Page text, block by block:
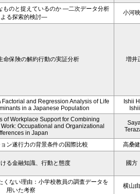
ものと捉えているのか —二次データ分析
よる探索的検討—
小河
命保険の解約行動の実証分析 増井
and Regression Analysis of Life
in a Japanese Population
Ishii
of Workplace Support for Combining
Occupational and Organizational
in Japan
ン遂行力の背景条件の国際比較 高桑
る金融知識、行動と態度 國
くない理由：小学校教員の調査データを
用いた考察
横山